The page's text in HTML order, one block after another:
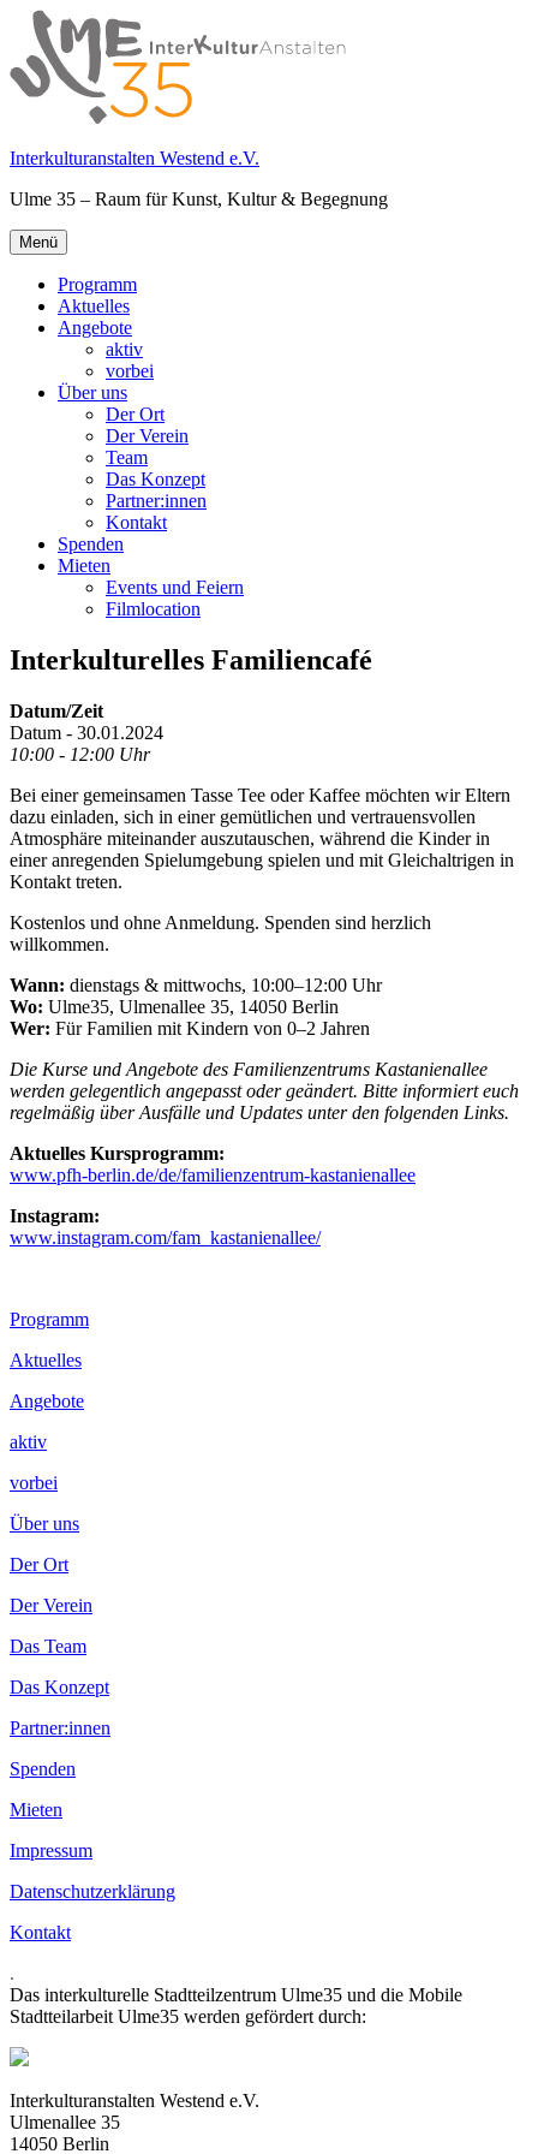
Springe
zum
Inhalt
Interkulturanstalten Westend e.V.
Ulme 35 – Raum für Kunst, Kultur & Begegnung
Primäres
Menü
Menü
Programm
Aktuelles
Angebote
aktiv
vorbei
Über uns
Der Ort
Der Verein
Team
Das Konzept
Partner:innen
Kontakt
Spenden
Mieten
Events und Feiern
Filmlocation
Interkulturelles Familiencafé
Datum/Zeit
Datum - 30.01.2024
10:00 - 12:00 Uhr
Bei einer gemeinsamen Tasse Tee oder Kaffee möchten wir Eltern
dazu einladen, sich in einer gemütlichen und vertrauensvollen
Atmosphäre miteinander auszutauschen, während die Kinder in
einer anregenden Spielumgebung spielen und mit Gleichaltrigen in
Kontakt treten.
Kostenlos und ohne Anmeldung. Spenden sind herzlich
willkommen.
Wann: dienstags & mittwochs, 10:00–12:00 Uhr
Wo: Ulme35, Ulmenallee 35, 14050 Berlin
Wer: Für Familien mit Kindern von 0–2 Jahren
Die Kurse und Angebote des Familienzentrums Kastanienallee
werden gelegentlich angepasst oder geändert. Bitte informiert euch
regelmäßig über Ausfälle und Updates unter den folgenden Links.
Aktuelles Kursprogramm:
www.pfh-berlin.de/de/familienzentrum-kastanienallee
Instagram:
www.instagram.com/fam_kastanienallee/
Footer
Inhalt
Programm
Aktuelles
Angebote
aktiv
vorbei
Über uns
Der Ort
Der Verein
Das Team
Das Konzept
Partner:innen
Spenden
Mieten
Impressum
Datenschutzerklärung
Kontakt
.
Das interkulturelle Stadtteilzentrum Ulme35 und die Mobile
Stadtteilarbeit Ulme35 werden gefördert durch:
Interkulturanstalten Westend e.V.
Ulmenallee 35
14050 Berlin